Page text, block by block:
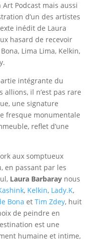
Podcast mais aussi
d’un des artistes
inédit de Laura
hasard de recevoir
Lima Lima, Kelkin,
intégrante du
allions, il n’est pas rare
une signature
fresque monumentale
reflet d’une
aux somptueux
en passant par les
Laura Barbaraynous
, Kelkin, Lady.K,
Bona et Tim Zdey, huit
de peindre en
est une
humaine et intime,